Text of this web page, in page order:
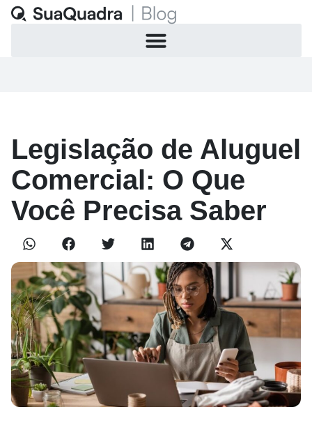
Legislação de Aluguel
Comercial: O Que
Você Precisa Saber